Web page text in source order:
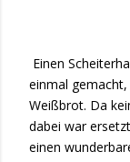
Einen
einmal
Weißbrot. Da
dabei war
einen